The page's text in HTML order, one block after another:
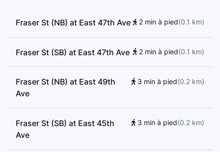
Fraser St (NB) at East 47th Ave 2 min à pied(0.1 km)
Fraser St (SB) at East 47th Ave 2 min à pied(0.1 km)
Fraser St (NB) at East 49th
Ave
3 min à pied(0.2 km)
Fraser St (SB) at East 45th
Ave
3 min à pied(0.2 km)